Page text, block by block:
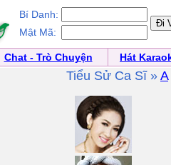
Bí Danh:
Mật Mã:
Chat - Trò Chuyện
Hát
Tiểu Sử Ca Sĩ » A